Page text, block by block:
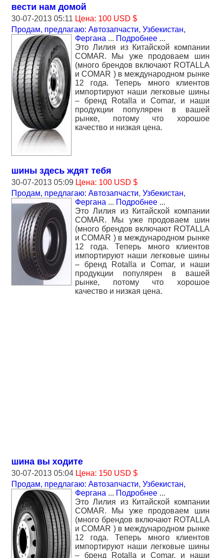
вести нам домой
30-07-2013 05:11 Цена: 100 USD $
Продам, предлагаю: Автозапчасти, Узбекистан,
Фергана ... Подробнее ...
Это Лилия из Китайской компании
СОМАR. Мы уже продоваем шин
(много брендов включают ROTALLA
и СОМАR ) в международном рынке
12 года. Теперь много клиентов
импортируют наши легковые шины
– бренд Rotalla и Comar, и наши
продукции популярен в вашей
рынке, потому что хорошое
качество и низкая цена.
шины здесь ждят тебя
30-07-2013 05:09 Цена: 100 USD $
Продам, предлагаю: Автозапчасти, Узбекистан,
Фергана ... Подробнее ...
Это Лилия из Китайской компании
СОМАR. Мы уже продоваем шин
(много брендов включают ROTALLA
и СОМАR ) в международном рынке
12 года. Теперь много клиентов
импортируют наши легковые шины
– бренд Rotalla и Comar, и наши
продукции популярен в вашей
рынке, потому что хорошое
качество и низкая цена.
шина вы ходите
30-07-2013 05:04 Цена: 150 USD $
Продам, предлагаю: Автозапчасти, Узбекистан,
Фергана ... Подробнее ...
Это Лилия из Китайской компании
СОМАR. Мы уже продоваем шин
(много брендов включают ROTALLA
и СОМАR ) в международном рынке
12 года. Теперь много клиентов
импортируют наши легковые шины
– бренд Rotalla и Comar, и наши